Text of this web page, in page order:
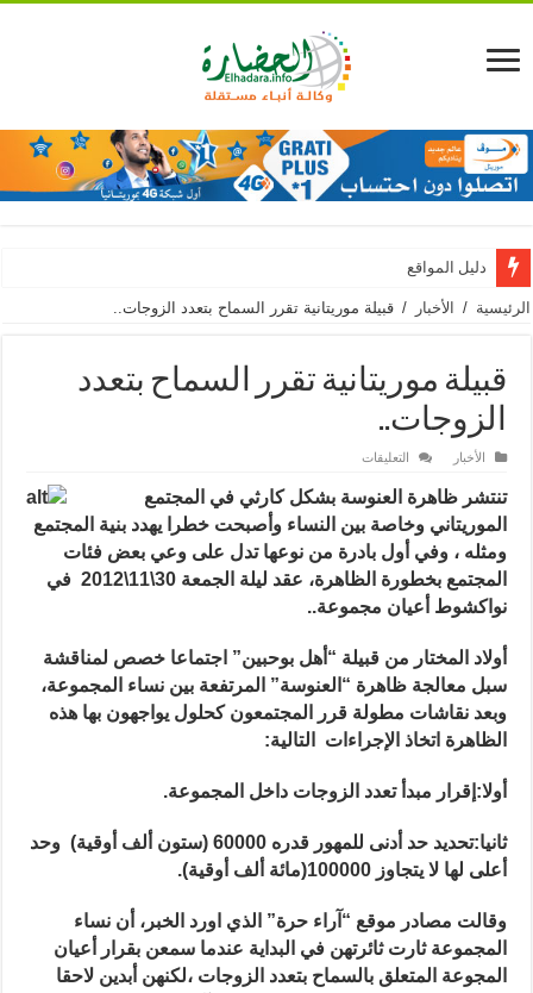
دليل المواقع
الرئيسية / الأخبار / قبيلة موريتانية تقرر السماح بتعدد الزوجات..
قبيلة موريتانية تقرر السماح بتعدد
الزوجات..
الأخبار التعليقات
تقرر
السماح
بتعدد
الزوجات..
مغلقة
تنتشر ظاهرة العنوسة بشكل كارثي في المجتمع
الموريتاني وخاصة بين النساء وأصبحت خطرا يهدد بنية المجتمع
ومثله ، وفي أول بادرة مننوعها تدل على وعي بعض فئات
المجتمع بخطورة الظاهرة، عقد ليلة الجمعة 30\11\2012 في
نواكشوط أعيان مجموعة..
أولاد المختار من قبيلة “أهل بوحبين” اجتماعا خصص لمناقشة
سبل معالجة ظاهرة “العنوسة” المرتفعة بين نساء المجموعة،
وبعد نقاشات مطولة قرر المجتمعون كحلول يواجهون بها هذه
الظاهرة اتخاذ الإجراءات التالية:
أولا:إقرار مبدأ تعدد الزوجات داخل المجموعة.
ثانيا:تحديد حد أدنى للمهور قدره 60000 (ستون ألف أوقية) وحد
أعلى لها لا يتجاوز 100000(مائة ألف أوقية).
وقالت مصادر موقع “آراء حرة” الذي اورد الخبر، أن نساء
المجموعة ثارت ثائرتهن في البداية عندما سمعن بقرار أعيان
المجوعة المتعلق بالسماح بتعدد الزوجات ،لكنهن أبدين لاحقا